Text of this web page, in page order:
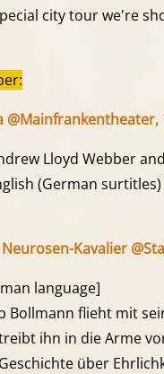
city tour we're
@Mainfrankentheater,
Lloyd Webber
(German surtitles)
Kavalier
language]
Bollmann flieht mit
ihn in die Arme
über